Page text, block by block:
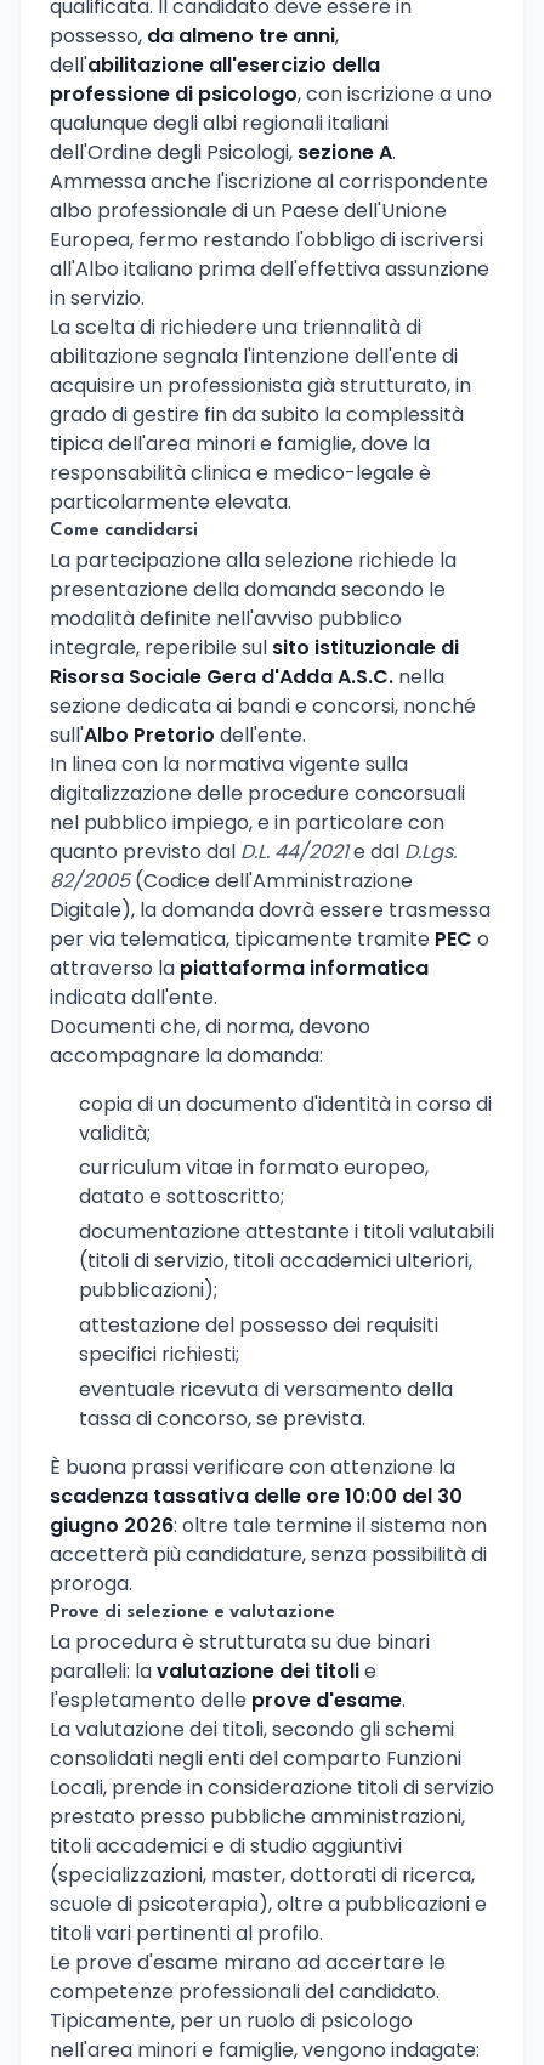
qualificata. Il candidato deve essere in
possesso, da almeno tre anni,
dell'abilitazione all'esercizio della
professione di psicologo, con iscrizione a uno
qualunque degli albi regionali italiani
dell'Ordine degli Psicologi, sezione A.
Ammessa anche l'iscrizione al corrispondente
albo professionale di un Paese dell'Unione
Europea, fermo restando l'obbligo di iscriversi
all'Albo italiano prima dell'effettiva assunzione
in servizio.
La scelta di richiedere una triennalità di
abilitazione segnala l'intenzione dell'ente di
acquisire un professionista già strutturato, in
grado di gestire fin da subito la complessità
tipica dell'area minori e famiglie, dove la
responsabilità clinica e medico-legale è
particolarmente elevata.
Come candidarsi
La partecipazione alla selezione richiede la
presentazione della domanda secondo le
modalità definite nell'avviso pubblico
integrale, reperibile sul sito istituzionale di
Risorsa Sociale Gera d'Adda A.S.C. nella
sezione dedicata ai bandi e concorsi, nonché
sull'Albo Pretorio dell'ente.
In linea con la normativa vigente sulla
digitalizzazione delle procedure concorsuali
nel pubblico impiego, e in particolare con
quanto previsto dal D.L. 44/2021e dal D.Lgs.
82/2005(Codice dell'Amministrazione
Digitale), la domanda dovrà essere trasmessa
per via telematica, tipicamente tramite PEC o
attraverso la piattaforma informatica
indicata dall'ente.
Documenti che, di norma, devono
accompagnare la domanda:
copia di un documento d'identità in corso di
validità;
curriculum vitae in formato europeo,
datato e sottoscritto;
documentazione attestante i titoli valutabili
(titoli di servizio, titoli accademici ulteriori,
pubblicazioni);
attestazione del possesso dei requisiti
specifici richiesti;
eventuale ricevuta di versamento della
tassa di concorso, se prevista.
È buona prassi verificare con attenzione la
scadenza tassativa delle ore 10:00 del 30
giugno 2026: oltre tale termine il sistema non
accetterà più candidature, senza possibilità di
proroga.
Prove di selezione e valutazione
La procedura è strutturata su due binari
paralleli: lavalutazione dei titolie
l'espletamento delle prove d'esame.
La valutazione dei titoli, secondo gli schemi
consolidati negli enti del comparto Funzioni
Locali, prende in considerazione titoli di servizio
prestato presso pubbliche amministrazioni,
titoli accademici e di studio aggiuntivi
(specializzazioni, master, dottorati di ricerca,
scuole di psicoterapia), oltre a pubblicazioni e
titoli vari pertinenti al profilo.
Le prove d'esame mirano ad accertare le
competenze professionali del candidato.
Tipicamente, per un ruolo di psicologo
nell'area minori e famiglie, vengono indagate: